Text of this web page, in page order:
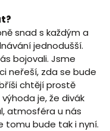
snad s každým a
jednodušší.
bojovali. Jsme
neřeší, zda se bude
chtějí prostě
je, že divák
atmosféra u nás
tomu bude tak i nyní.